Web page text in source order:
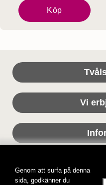
Genom att surfa på denna
sida, godkänner du
Köp
Terra Midi
Sidfot Blandad
Vi